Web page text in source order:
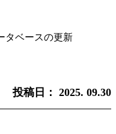
タベースの更新
投稿日： 2025. 09.30